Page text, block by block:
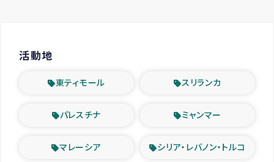
活動地
東ティモール スリランカ
パレスチナ ミャンマー
マレーシア シリア・レバノン・トルコ